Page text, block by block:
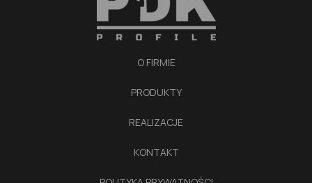
O FIRMIE
PRODUKTY
REALIZACJE
KONTAKT